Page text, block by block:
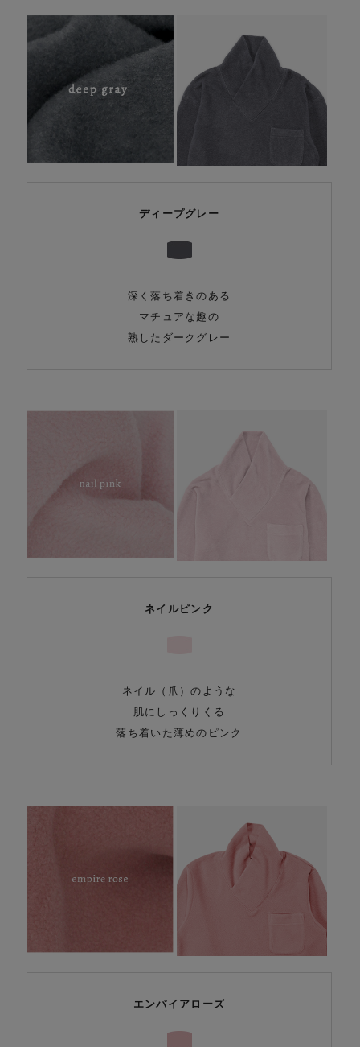
ディープグレー
深く落ち着きのある
マチュアな趣の
熟したダークグレー
ネイルピンク
ネイル（爪）のような
肌にしっくりくる
落ち着いた薄めのピンク
エンパイアローズ